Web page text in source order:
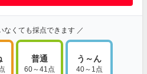
なくても採点できます ／
普通
60～41点
う～ん
40～1点